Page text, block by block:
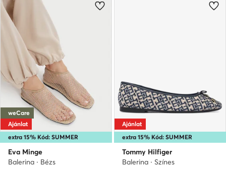
extra 15% Kód: SUMMER
weCare
Ajánlat
Eva Minge
Balerina · Bézs
extra 15% Kód: SUMMER
Ajánlat
Tommy Hilfiger
Balerina · Színes